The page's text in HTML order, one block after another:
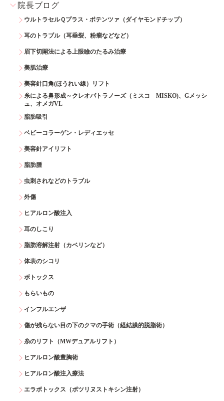
院長ブログ
ウルトラセルＱプラス・ポテンツァ（ダイヤモンドチップ）
耳のトラブル（耳垂裂、粉瘤などなど）
眉下切開法による上眼瞼のたるみ治療
美肌治療
美容針口角(ほうれい線）リフト
糸による鼻形成～クレオパトラノーズ（ミスコ MISKO)、Gメッシ
ュ、オメガVL
脂肪吸引
ベビーコラーゲン・レディエッセ
美容針アイリフト
脂肪腫
虫刺されなどのトラブル
外傷
ヒアルロン酸注入
耳のしこり
脂肪溶解注射（カベリンなど）
体表のシコリ
ボトックス
もらいもの
インフルエンザ
傷が残らない目の下のクマの手術（経結膜的脱脂術）
糸のリフト（MWデュアルリフト）
ヒアルロン酸豊胸術
ヒアルロン酸注入療法
エラボトックス（ボツリヌストキシン注射）